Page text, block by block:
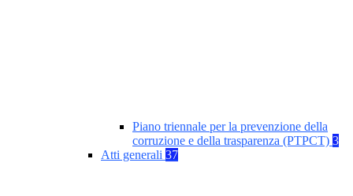
Piano triennale per la prevenzione della
corruzione e della trasparenza (PTPCT) 3
Atti generali 37